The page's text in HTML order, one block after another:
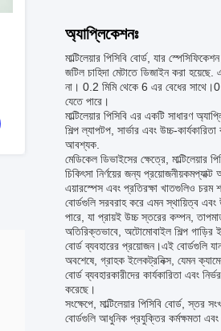
অ্যাপ্লিকেশনঃ
মাল্টিলেয়ার পিসিবি বোর্ড, যার
জটিল চাহিদা মেটাতে ডিজাইন করা হয়েছে.
না। 0.2 মিমি থেকে 6 এর বেধের
যেতে পারে।
মাল্টিলেয়ার পিসিবি এর একটি সাধারণ
শিল্প ল্যাপটপ, সার্ভার এবং উচ্চ-
আবশ্যক.
মেডিকেল ডিভাইসের ক্ষেত্রে,
চিকিৎসা নির্ণয়ের জন্য
এয়ারস্পেস এবং প্রতিরক্ষা খাতগুলিও চরম
বোর্ডগুলি সরবরাহ করে এমন স্থায়িত্ব
পারে, যা প্রায়ই উচ্চ স্তরের কম্পন,
অতিরিক্তভাবে, অটোমোবাইল শিল্প গাড়ির
বোর্ড ব্যবহারের প্রয়োজন।এই বোর্ডগুলি
অবশেষে, গ্রাহক ইলেকট্রনিক্স, যেমন
বোর্ড ব্যবহারকারীদের কার্যকারিতা এবং
করেছে।
সংক্ষেপে, মাল্টিলেয়ার পিসিবি বোর্ড,
বোর্ডগুলি আধুনিক প্রযুক্তির কর্মক্ষমতা